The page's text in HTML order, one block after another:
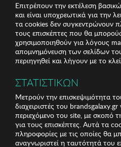
Για τηλεφωνικές
211 18
(Δευτέρα έως Παρασκευή 9:30 -
Επιτρέπουν την εκτέλεση
και είναι υποχρεωτικά για την
τα cookies δεν συγκεντρώνουν
τους επισκέπτες που θα
χρησιμοποιηθούν για λόγους
απομνημόνευση των σελίδων
περιηγηθεί και λήγουν με το
ΣΤΑΤΙΣΤΙΚΩΝ
Μετρούν την επισκεψιμότητα
διαχειριστές του
περιεχόμενο του site, με σκοπό
για τους επισκέπτες. Αυτά τα
πληροφορίες με τις οποίες θα
αναγνωριστεί η ταυτότητά του